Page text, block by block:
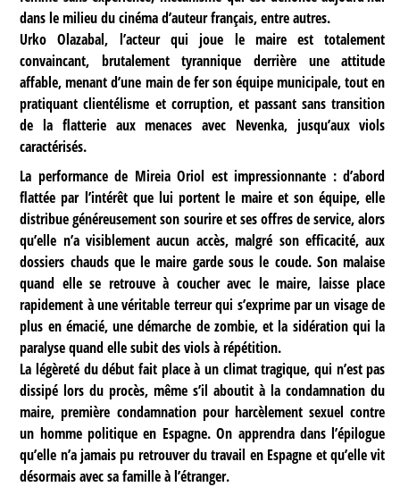
dans le milieu du cinéma d’auteur français, entre autres.
Urko Olazabal, l’acteur qui joue le maire est totalement
convaincant, brutalement tyrannique derrière une attitude
affable, menant d’une main de fer son équipe municipale, tout en
pratiquant clientélisme et corruption, et passant sans transition
de la flatterie aux menaces avec Nevenka, jusqu’aux viols
caractérisés.
La performance de Mireia Oriol est impressionnante : d’abord
flattée par l’intérêt que lui portent le maire et son équipe, elle
distribue généreusement son sourire et ses offres de service, alors
qu’elle n’a visiblement aucun accès, malgré son efficacité, aux
dossiers chauds que le maire garde sous le coude. Son malaise
quand elle se retrouve à coucher avec le maire, laisse place
rapidement à une véritable terreur qui s’exprime par un visage de
plus en émacié, une démarche de zombie, et la sidération qui la
paralyse quand elle subit des viols à répétition.
La légèreté du début fait place à un climat tragique, qui n’est pas
dissipé lors du procès, même s’il aboutit à la condamnation du
maire, première condamnation pour harcèlement sexuel contre
un homme politique en Espagne. On apprendra dans l’épilogue
qu’elle n’a jamais pu retrouver du travail en Espagne et qu’elle vit
désormais avec sa famille à l’étranger.